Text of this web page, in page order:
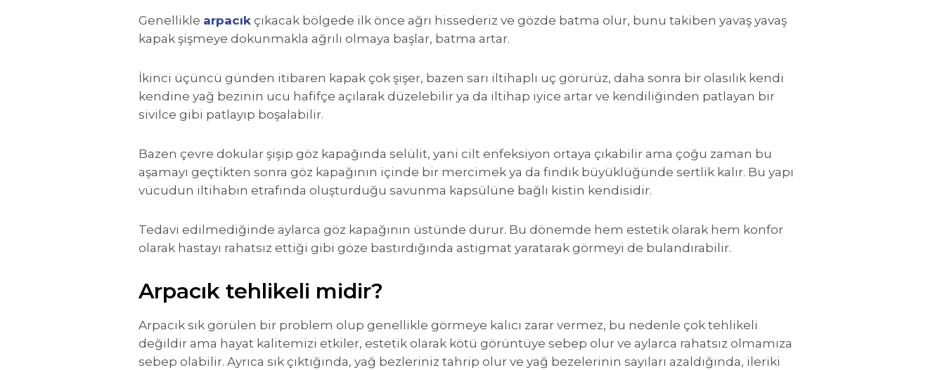
Genellikle arpacık çıkacak bölgede ilk önce ağrı hissederiz ve gözde batma olur, bunu takiben yavaş yavaş
kapak şişmeye dokunmakla ağrılı olmaya başlar, batma artar.
İkinci üçüncü günden itibaren kapak çok şişer, bazen sarı iltihaplı uç görürüz, daha sonra bir olasılık kendi
kendine yağ bezinin ucu hafifçe açılarak düzelebilir ya da iltihap iyice artar ve kendiliğinden patlayan bir
sivilce gibi patlayıp boşalabilir.
Bazen çevre dokular şişip göz kapağında selülit, yani cilt enfeksiyon ortaya çıkabilir ama çoğu zaman bu
aşamayı geçtikten sonra göz kapağının içinde bir mercimek ya da fındık büyüklüğünde sertlik kalır. Bu yapı
vücudun iltihabın etrafında oluşturduğu savunma kapsülüne bağlı kistin kendisidir.
Tedavi edilmediğinde aylarca göz kapağının üstünde durur. Bu dönemde hem estetik olarak hem konfor
olarak hastayı rahatsız ettiği gibi göze bastırdığında astigmat yaratarak görmeyi de bulandırabilir.
Arpacık tehlikeli midir?
Arpacık sık görülen bir problem olup genellikle görmeye kalıcı zarar vermez, bu nedenle çok tehlikeli
değildir ama hayat kalitemizi etkiler, estetik olarak kötü görüntüye sebep olur ve aylarca rahatsız olmamıza
sebep olabilir. Ayrıca sık çıktığında, yağ bezleriniz tahrip olur ve yağ bezelerinin sayıları azaldığında, ileriki